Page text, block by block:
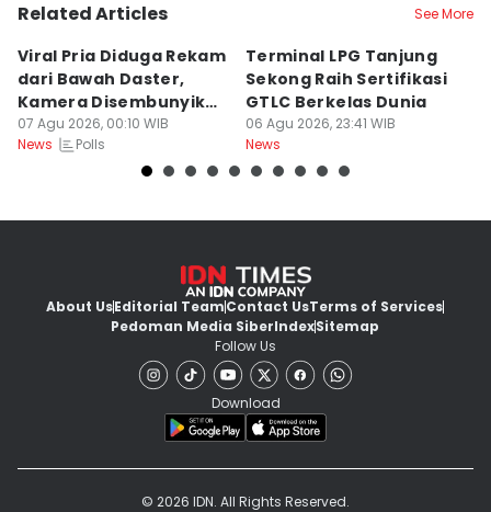
Related Articles See More
Viral Pria Diduga Rekam
dari Bawah Daster,
Kamera Disembunyikan
di Sandal
07 Agu 2026, 00:10 WIB
News
Polls
Terminal LPG Tanjung
Sekong Raih Sertifikasi
GTLC Berkelas Dunia
06 Agu 2026, 23:41 WIB
News
About UsEditorial TeamContact UsTerms of Services
Pedoman Media SiberIndexSitemap
Follow Us
Download
© 2026 IDN. All Rights Reserved.